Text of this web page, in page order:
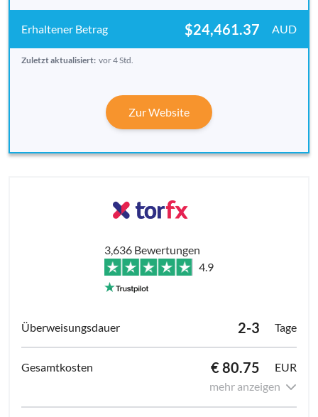
$24,461.37 AUD
Zuletzt aktualisiert: vor 4 Std.
Zur Website
3,636 Bewertungen
4.9
2-3 Tage
€ 80.75
EUR
mehr anzeigen